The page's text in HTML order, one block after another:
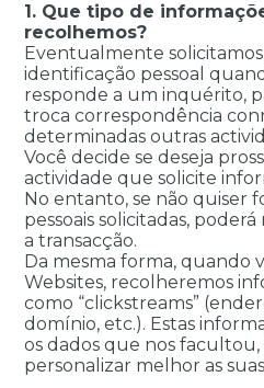
1. Que tipo de
recolhemos?
Eventualmente
identificação pessoal
responde a um inquérito,
troca correspondência
determinadas outras
Você decide se deseja
actividade que solicite
No entanto, se não quiser
pessoais solicitadas,
a transacção.
Da mesma forma, quando
Websites, recolheremos
como “clickstreams”
domínio, etc.). Estas
os dados que nos
personalizar melhor as suas